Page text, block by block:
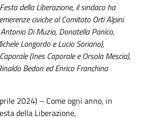
della Liberazione, il sindaco ha
civiche al Comitato Orti Alpini
Di Muzio, Donatella Panico,
Longordo e Lucio Soriano),
(Ines Caporale e Orsola Mescia),
Bedon ed Enrico Franchina
2024) – Come ogni anno, in
della Liberazione,